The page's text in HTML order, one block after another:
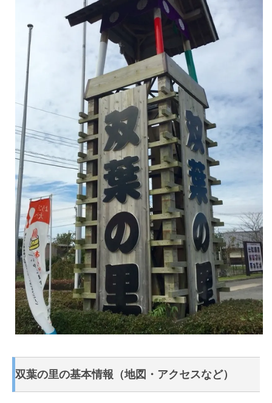
双葉の里の基本情報（地図・アクセスなど）